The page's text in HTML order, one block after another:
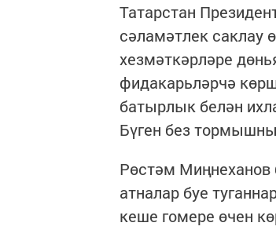
Татарстан
сәламәтлек саклау
хезмәткәрләре
фидакарьләрчә
батырлык белән
Бүген без
Рөстәм Миңнеханов
атналар буе
кеше гомере өчен